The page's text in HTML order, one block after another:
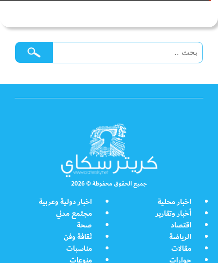
جميع الحقوق محفوظة © 2026
اخبار محلية
اخبار دولية وعربية
أخبار وتقارير
مجتمع مدني
اقتصاد
صحة
الرياضة
ثقافة وفن
مقالات
مناسبات